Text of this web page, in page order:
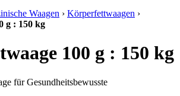
Waagen › Körperfettwaagen ›
g : 150 kg
100 g : 150 kg
für Gesundheitsbewusste